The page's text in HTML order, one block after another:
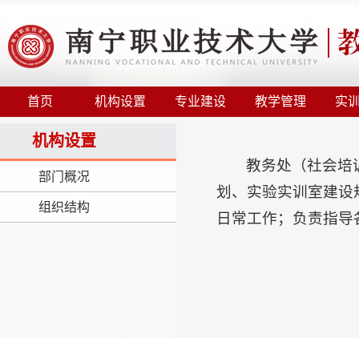
首页 机构设置 专业建设 教学管理 实
机构设置
部门概况
组织结构
教务处（社会培
划、实验实训室建
日常工作；负责指